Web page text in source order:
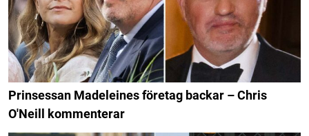
Prinsessan Madeleines företag backar – Chris
O'Neill kommenterar